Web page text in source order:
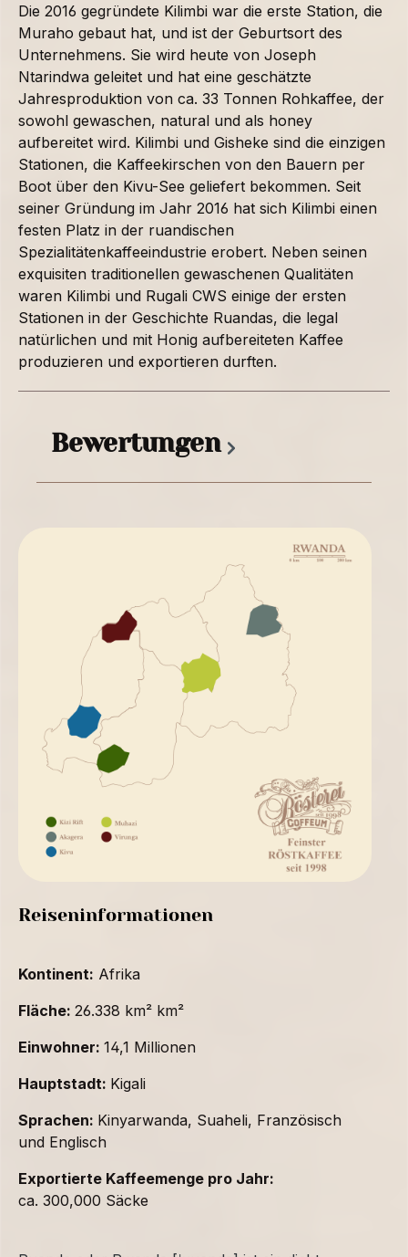
Reiseninformationen
Kontinent: Afrika
Fläche: 26.338 km² km²
Einwohner: 14,1 Millionen
Hauptstadt: Kigali
Sprachen: Kinyarwanda, Suaheli, Französisch
und Englisch
Exportierte Kaffeemenge pro Jahr:
ca. 300,000 Säcke
Die 2016 gegründete Kilimbi war die erste Station, die
Muraho gebaut hat, und ist der Geburtsort des
Unternehmens. Sie wird heute von Joseph
Ntarindwa geleitet und hat eine geschätzte
Jahresproduktion von ca. 33 Tonnen Rohkaffee, der
sowohl gewaschen, natural und als honey
aufbereitet wird. Kilimbi und Gisheke sind die einzigen
Stationen, die Kaffeekirschen von den Bauern per
Boot über den Kivu-See geliefert bekommen. Seit
seiner Gründung im Jahr 2016 hat sich Kilimbi einen
festen Platz in der ruandischen
Spezialitätenkaffeeindustrie erobert. Neben seinen
exquisiten traditionellen gewaschenen Qualitäten
waren Kilimbi und Rugali CWS einige der ersten
Stationen in der Geschichte Ruandas, die legal
natürlichen und mit Honig aufbereiteten Kaffee
produzieren und exportieren durften.
Bewertungen